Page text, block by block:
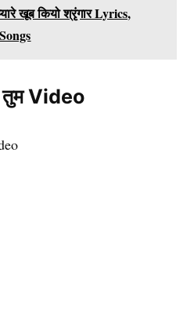
खूब कियो श्रृंगार Lyrics,
तुम Video